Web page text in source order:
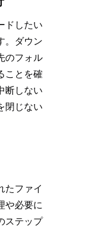
ドしたい
。ダウン
のフォル
ことを確
断しない
閉じない
たファイ
や必要に
ステップ